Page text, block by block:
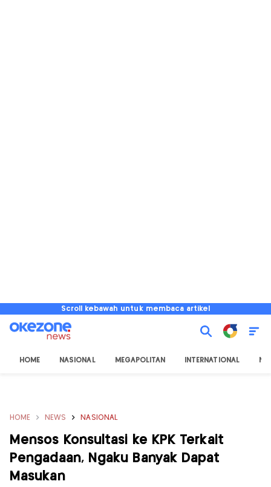
Scroll kebawah untuk membaca artikel
HOME NASIONAL MEGAPOLITAN INTERNATIONAL
HOME NEWS NASIONAL
Mensos Konsultasi ke KPK Terkait
Pengadaan, Ngaku Banyak Dapat
Masukan